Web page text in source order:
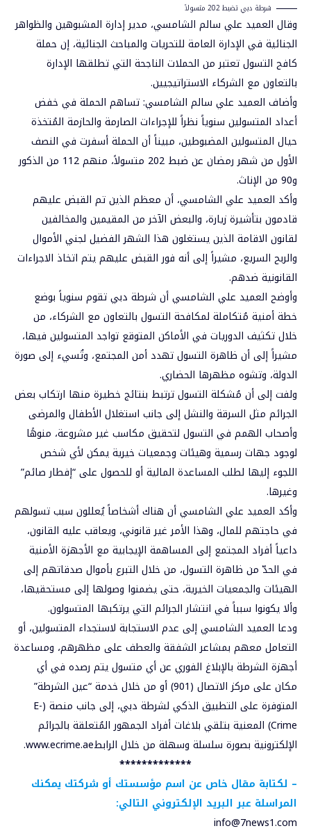
شرطة دبي تضبط 202 متسولاً
وقال العميد علي سالم الشامسي، مدير إدارة المشبوهين والظواهر
الجنائية في الإدارة العامة للتحريات والمباحث الجنائية، إن حملة
كافح التسول تعتبر من الحملات الناجحة التي تطلقها الإدارة
بالتعاون مع الشركاء الاستراتيجيين.
وأضاف العميد علي سالم الشامسي: تساهم الحملة في خفض
أعداد المتسولين سنوياً نظراً للإجراءات الصارمة والحازمة المُتخذة
حيال المتسولين المضبوطين، مبيناً أن الحملة أسفرت في النصف
الأول من شهر رمضان عن ضبط 202 متسولاً، منهم 112 من الذكور
و90 من الإناث.
وأكد العميد علي الشامسي، أن معظم الذين تم القبض عليهم
قادمون بتأشيرة زيارة، والبعض الآخر من المقيمين والمخالفين
لقانون الاقامة الذين يستغلون هذا الشهر الفضيل لجني الأموال
والربح السريع، مشيراً إلى أنه فور القبض عليهم يتم اتخاذ الاجراءات
القانونية ضدهم.
وأوضح العميد علي الشامسي أن شرطة دبي تقوم سنوياً بوضع
خطة أمنية مُتكاملة لمكافحة التسول بالتعاون مع الشركاء، من
خلال تكثيف الدوريات في الأماكن المتوقع تواجد المتسولين فيها،
مشيراً إلى أن ظاهرة التسول تهدد أمن المجتمع، وتُسيء إلى صورة
الدولة، وتشوه مظهرها الحضاري.
ولفت إلى أن مُشكلة التسول ترتبط بنتائج خطيرة منها ارتكاب بعض
الجرائم مثل السرقة والنشل إلى جانب استغلال الأطفال والمرضى
وأصحاب الهمم في التسول لتحقيق مكاسب غير مشروعة، منوهًا
لوجود جهات رسمية وهيئات وجمعيات خيرية يمكن لأي شخص
اللجوء إليها لطلب المساعدة المالية أو للحصول على “إفطار صائم”
وغيرها.
وأكد العميد علي الشامسي أن هناك أشخاصاً يُعللون سبب تسولهم
في حاجتهم للمال، وهذا الأمر غير قانوني، ويعاقب عليه القانون،
داعياً أفراد المجتمع إلى المساهمة الإيجابية مع الأجهزة الأمنية
في الحدّ من ظاهرة التسول، من خلال التبرع بأموال صدقاتهم إلى
الهيئات والجمعيات الخيرية، حتى يضمنوا وصولها إلى مستحقيها،
وألا يكونوا سبباً في انتشار الجرائم التي يرتكبها المتسولون.
ودعا العميد الشامسي إلى عدم الاستجابة لاستجداء المتسولين، أو
التعامل معهم بمشاعر الشفقة والعطف على مظهرهم، ومساعدة
أجهزة الشرطة بالإبلاغ الفوري عن أي متسول يتم رصده في أي
مكان على مركز الاتصال (901) أو من خلال خدمة “عين الشرطة”
المتوفرة على التطبيق الذكي لشرطة دبي، إلى جانب منصة (E-
Crime) المعنية بتلقي بلاغات أفراد الجمهور المُتعلقة بالجرائم
الإلكترونية بصورة سلسلة وسهلة من خلال الرابطwww.ecrime.ae.
*************
– لكتابة مقال خاص عن اسم مؤسستك أو شركتك يمكنك
المراسلة عبر البريد الإلكتروني التالي:
info@7news1.com